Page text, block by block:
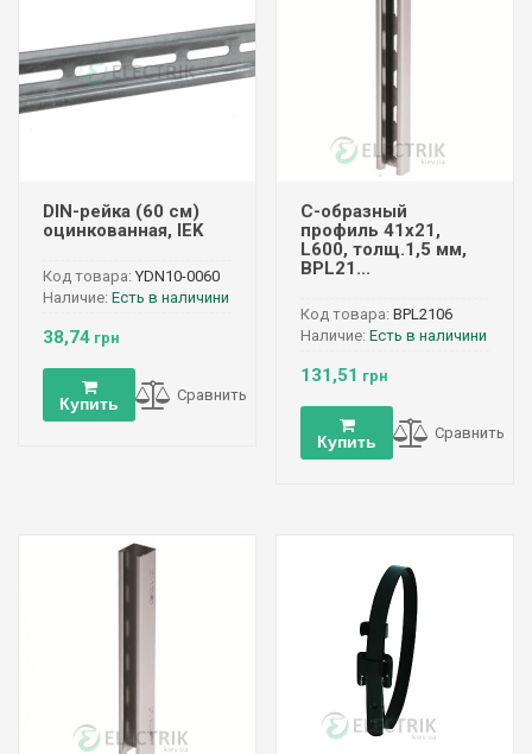
DIN-рейка (60 см)
оцинкованная, IEK
Код товара: YDN10-0060
Наличие: Есть в наличини
38,74 грн
Купить Сравнить
С-образный
профиль 41х21,
L600, толщ.1,5 мм,
BPL21...
Код товара: BPL2106
Наличие: Есть в наличини
131,51 грн
Купить Сравнить